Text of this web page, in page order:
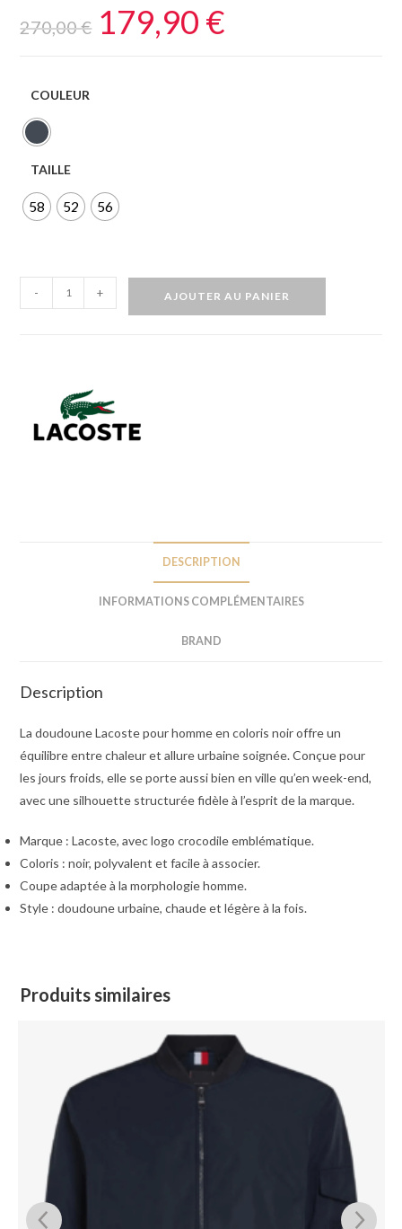
270,00€ 179,90 €
COULEUR
TAILLE
58 52 56
- + AJOUTER AU PANIER
DESCRIPTION
INFORMATIONS COMPLÉMENTAIRES
BRAND
Description
La doudoune Lacoste pour homme en coloris noir offre un
équilibre entre chaleur et allure urbaine soignée. Conçue pour
les jours froids, elle se porte aussi bien en ville qu’en week-end,
avec une silhouette structurée fidèle à l’esprit de la marque.
Marque : Lacoste, avec logo crocodile emblématique.
Coloris : noir, polyvalent et facile à associer.
Coupe adaptée à la morphologie homme.
Style : doudoune urbaine, chaude et légère à la fois.
Produits similaires